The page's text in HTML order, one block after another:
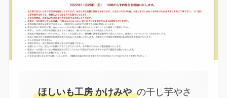
ほしいも工房 かけみや の干し芋やさ